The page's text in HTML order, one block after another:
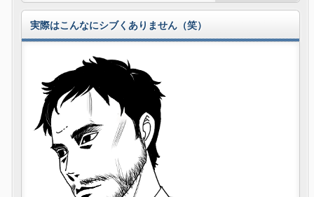
実際はこんなにシブくありません（笑）